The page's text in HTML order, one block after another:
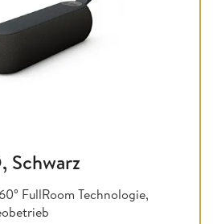
Schwarz
FullRoom Technologie,